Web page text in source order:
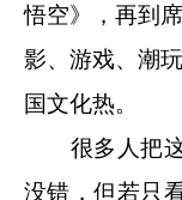
悟空》，再到
影、游戏、潮
国文化热。
很多人把这
没错，但若只